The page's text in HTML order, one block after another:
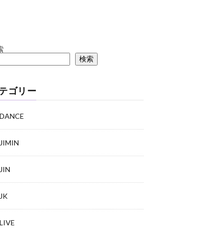
検索
ゴリー
DANCE
JIMIN
JIN
JK
LIVE